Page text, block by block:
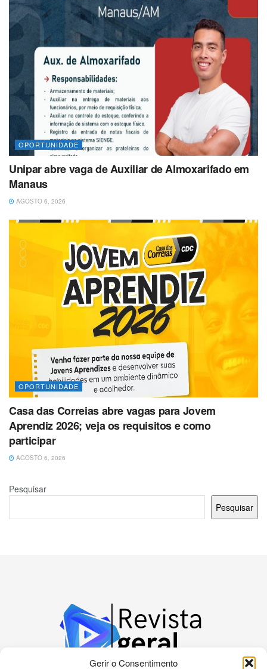
Gerir o Consentimento
OPORTUNIDADE
Unipar abre vaga de Auxiliar de Almoxarifado em
Manaus
AGOSTO 6, 2026
OPORTUNIDADE
Casa das Correias abre vagas para Jovem
Aprendiz 2026; veja os requisitos e como
participar
AGOSTO 6, 2026
Pesquisar
Pesquisar